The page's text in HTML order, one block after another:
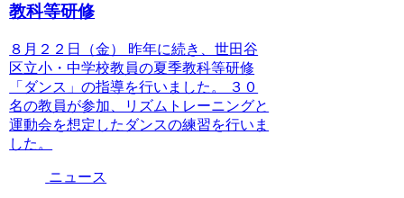
教科等研修
８月２２日（金） 昨年に続き、世田谷
区立小・中学校教員の夏季教科等研修
「ダンス」の指導を行いました。 ３０
名の教員が参加、リズムトレーニングと
運動会を想定したダンスの練習を行いま
した。
ニュース